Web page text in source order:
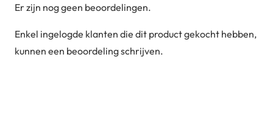
Er zijn nog geen beoordelingen.
Enkel ingelogde klanten die dit product gekocht hebben,
kunnen een beoordeling schrijven.